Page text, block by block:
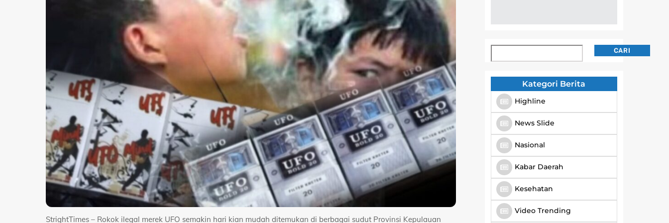
StrightTimes – Rokok ilegal merek UFO semakin hari kian mudah ditemukan di berbagai sudut Provinsi Kepulauan
CARI
Kategori Berita
Highline
News Slide
Nasional
Kabar Daerah
Kesehatan
Video Trending